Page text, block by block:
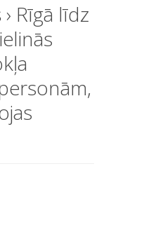
› Rīgā līdz